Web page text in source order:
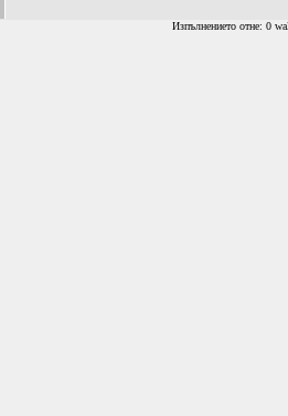
Изпълнението отне: 0